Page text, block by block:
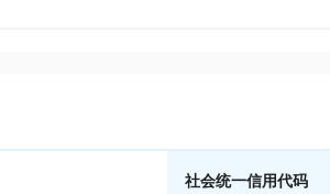
社会统一信用代码